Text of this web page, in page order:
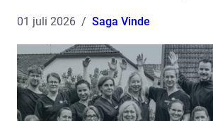
01 juli 2026 Saga Vinde